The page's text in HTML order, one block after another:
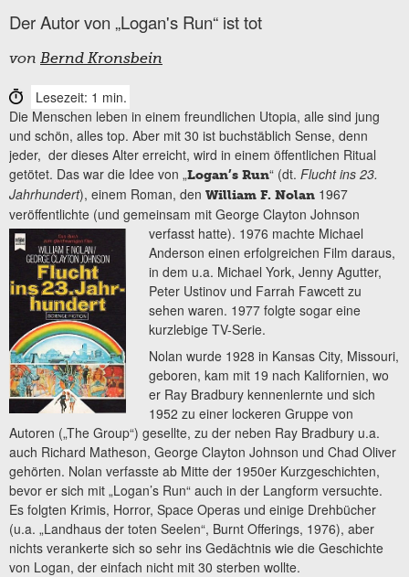
Der Autor von „Logan's Run“ ist tot
von Bernd Kronsbein
Lesezeit: 1 min.
Die Menschen leben in einem freundlichen Utopia, alle sind jung
und schön, alles top. Aber mit 30 ist buchstäblich Sense, denn
jeder, der dieses Alter erreicht, wird in einem öffentlichen Ritual
getötet. Das war die Idee von „Logan’s Run“ (dt. Flucht ins 23.
Jahrhundert), einem Roman, den William F. Nolan 1967
veröffentlichte (und gemeinsam mit George Clayton Johnson
verfasst hatte). 1976 machte Michael
Anderson einen erfolgreichen Film daraus,
in dem u.a. Michael York, Jenny Agutter,
Peter Ustinov und Farrah Fawcett zu
sehen waren. 1977 folgte sogar eine
kurzlebige TV-Serie.
Nolan wurde 1928 in Kansas City, Missouri,
geboren, kam mit 19 nach Kalifornien, wo
er Ray Bradbury kennenlernte und sich
1952 zu einer lockeren Gruppe von
Autoren („The Group“) gesellte, zu der neben Ray Bradbury u.a.
auch Richard Matheson, George Clayton Johnson und Chad Oliver
gehörten. Nolan verfasste ab Mitte der 1950er Kurzgeschichten,
bevor er sich mit „Logan’s Run“ auch in der Langform versuchte.
Es folgten Krimis, Horror, Space Operas und einige Drehbücher
(u.a. „Landhaus der toten Seelen“, Burnt Offerings, 1976), aber
nichts verankerte sich so sehr ins Gedächtnis wie die Geschichte
von Logan, der einfach nicht mit 30 sterben wollte.